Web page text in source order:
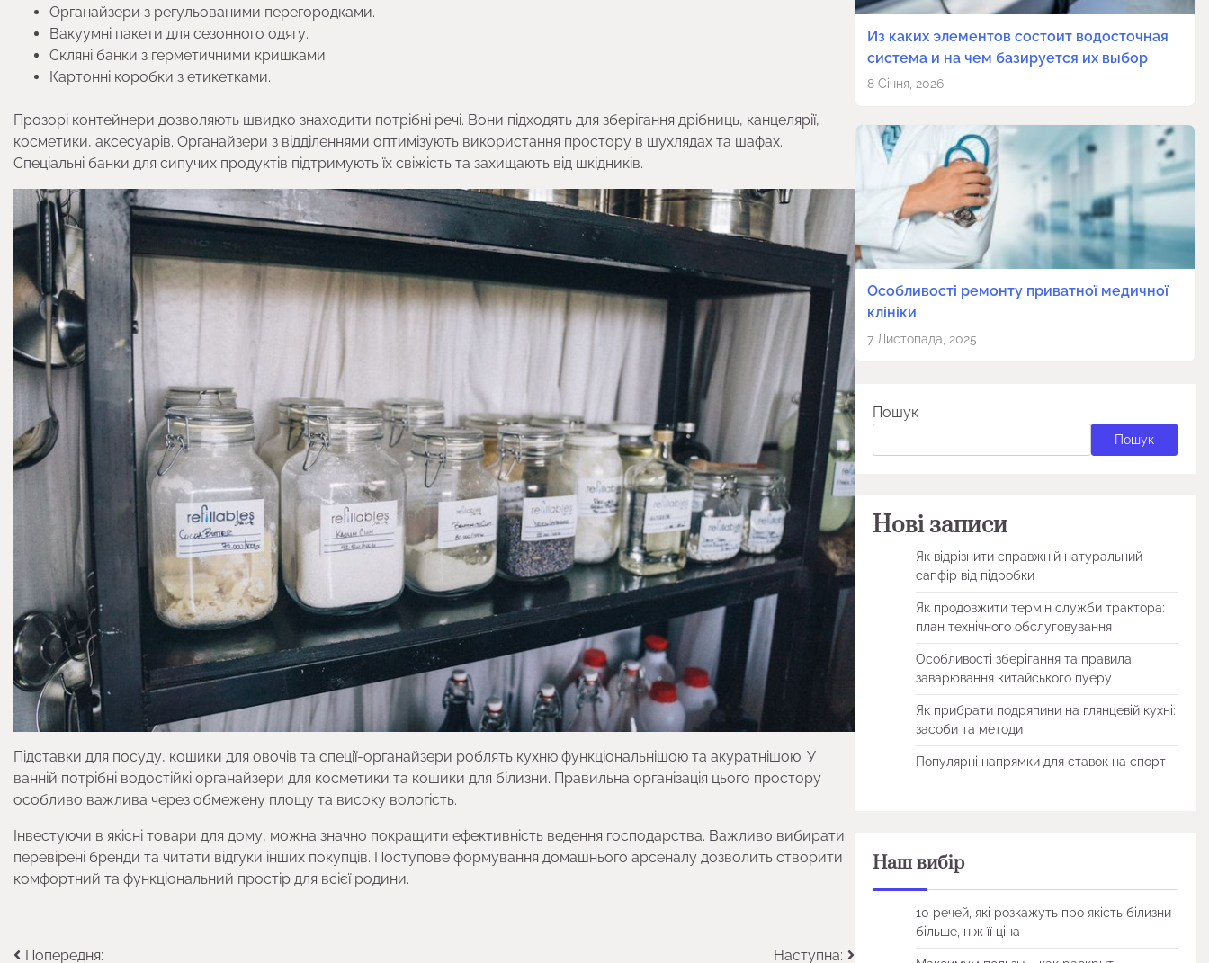
Органайзери з регульованими перегородками.
Вакуумні пакети для сезонного одягу.
Скляні банки з герметичними кришками.
Картонні коробки з етикетками.
Прозорі контейнери дозволяють швидко знаходити потрібні речі. Вони підходять для зберігання дрібниць, канцелярії,
косметики, аксесуарів. Органайзери з відділеннями оптимізують використання простору в шухлядах та шафах.
Спеціальні банки для сипучих продуктів підтримують їх свіжість та захищають від шкідників.
Підставки для посуду, кошики для овочів та спеції-органайзери роблять кухню функціональнішою та акуратнішою. У
ванній потрібні водостійкі органайзери для косметики та кошики для білизни. Правильна організація цього простору
особливо важлива через обмежену площу та високу вологість.
Інвестуючи в якісні товари для дому, можна значно покращити ефективність ведення господарства. Важливо вибирати
перевірені бренди та читати відгуки інших покупців. Поступове формування домашнього арсеналу дозволить створити
комфортний та функціональний простір для всієї родини.
Попередня: Наступна:
Из каких элементов состоит водосточная
система и на чем базируется их выбор
8 Січня, 2026
Особливості ремонту приватної медичної
клініки
7 Листопада, 2025
Пошук
Пошук
Нові записи
Як відрізнити справжній натуральний
сапфір від підробки
Як продовжити термін служби трактора:
план технічного обслуговування
Особливості зберігання та правила
заварювання китайського пуеру
Як прибрати подряпини на глянцевій кухні:
засоби та методи
Популярні напрямки для ставок на спорт
Наш вибір
10 речей, які розкажуть про якість білизни
більше, ніж її ціна